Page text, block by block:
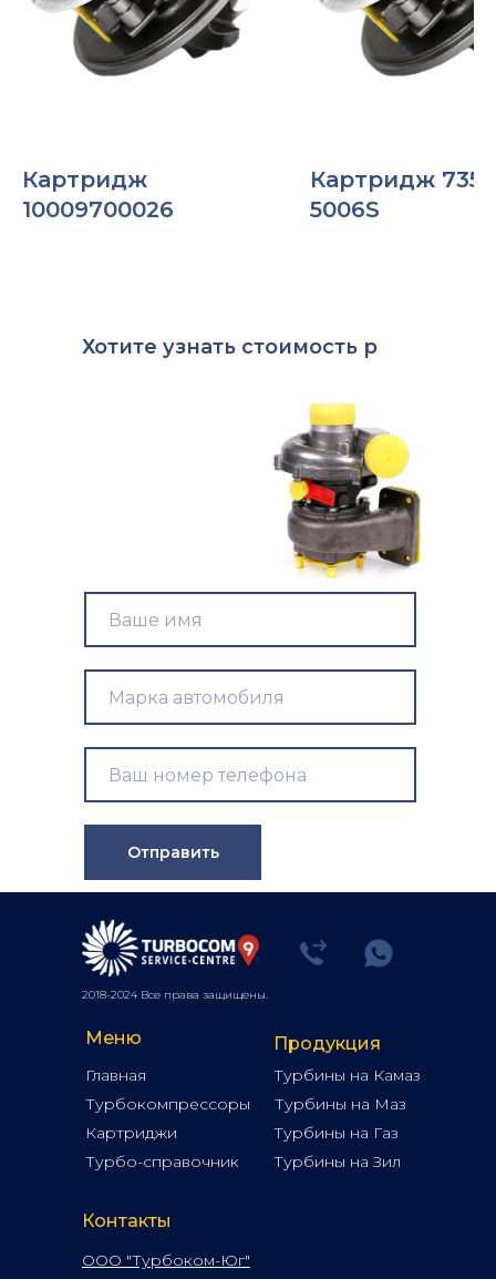
Картридж
10009700026
Картридж
5006S
Хотите узнать стоимо|
Отправить
2018-2024 Все права защищены.
Меню
Главная
Турбокомпрессоры
Картриджи
Турбо-справочник
Продукция
Турбины на Камаз
Турбины на Маз
Турбины на Газ
Турбины на Зил
Контакты
ООО "Турбоком-Юг"